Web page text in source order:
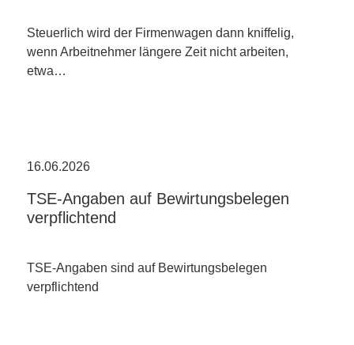
Steuerlich wird der Firmenwagen dann kniffelig,
wenn Arbeitnehmer längere Zeit nicht arbeiten,
etwa…
16.06.2026
TSE-Angaben auf Bewirtungsbelegen
verpflichtend
TSE-Angaben sind auf Bewirtungsbelegen
verpflichtend